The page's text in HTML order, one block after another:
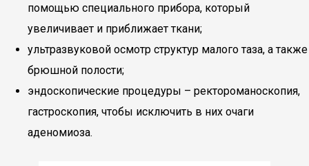
помощью специального прибора, который
увеличивает и приближает ткани;
ультразвуковой осмотр структур малого таза, а также
брюшной полости;
эндоскопические процедуры – ректороманоскопия,
гастроскопия, чтобы исключить в них очаги
аденомиоза.